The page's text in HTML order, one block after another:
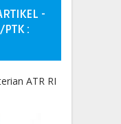
-
PTK :
ATR RI